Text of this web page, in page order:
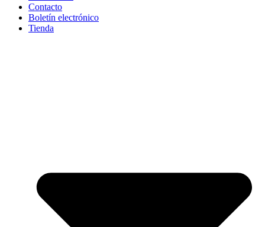
Contacto
Boletín electrónico
Tienda